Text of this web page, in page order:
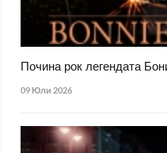
Почина рок легендата
09 Юли 2026